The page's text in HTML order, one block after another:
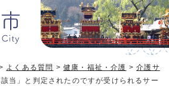
よくある質問 >健康・福祉・介護 >介護サ
当」と判定されたのですが受けられるサー